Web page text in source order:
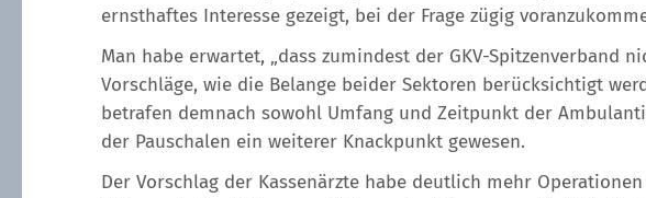
ernsthaftes Interesse gezeigt, bei der Frage zügig
Man habe erwartet, „dass zumindest der GKV-Spitzenverband
Vorschläge, wie die Belange beider Sektoren berücksichtigt
betrafen demnach sowohl Umfang und Zeitpunkt der
der Pauschalen ein weiterer Knackpunkt gewesen.
Der Vorschlag der Kassenärzte habe deutlich mehr